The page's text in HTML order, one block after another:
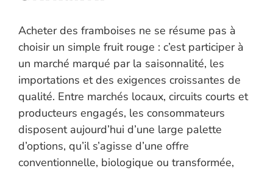
Acheter des framboises ne se résume pas à
choisir un simple fruit rouge : c’est participer à
un marché marqué par la saisonnalité, les
importations et des exigences croissantes de
qualité. Entre marchés locaux, circuits courts et
producteurs engagés, les consommateurs
disposent aujourd’hui d’une large palette
d’options, qu’il s’agisse d’une offre
conventionnelle, biologique ou transformée,